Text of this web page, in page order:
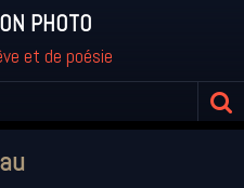
PHOTO
et de poésie